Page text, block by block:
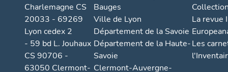
Charlemagne CS
20033 - 69269
Lyon cedex 2
- 59 bd L. Jouhaux
CS 90706 -
63050 Clermont-
Bauges
Ville de Lyon
Département de la Savoie
Département de la Haute-
Savoie
Clermont-Auvergne-
La revue
Les